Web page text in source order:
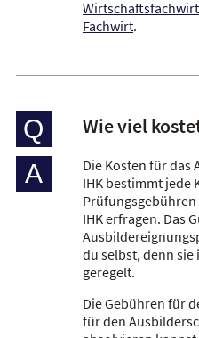
Wirtschaftsfachwirt
Fachwirt.
Q Wie viel
A
Die Kosten für das
IHK bestimmt jede
IHK erfragen. Das
du selbst, denn
geregelt.
Die Gebühren für
für den